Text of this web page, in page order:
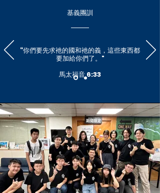
基義團訓
“你們要先求衪的國和衪的義，這些東西都
要加給你們了。 "
馬太福音 6:33